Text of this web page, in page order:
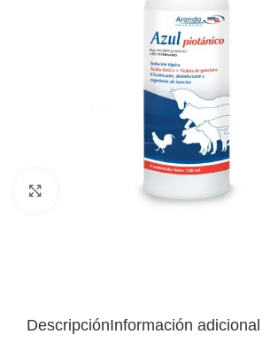
Click to enlarge
DescripciónInformación adicional